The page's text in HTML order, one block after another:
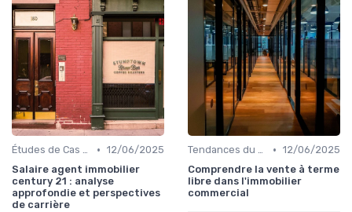
Études de Cas et Exemples de Réussite • 12/06/2025
Salaire agent immobilier
century 21 : analyse
approfondie et perspectives
de carrière
Tendances du Marché Immobilier Commercial • 12/06/2025
Comprendre la vente à terme
libre dans l'immobilier
commercial